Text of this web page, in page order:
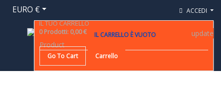
EURO € ACCEDI
IL TUO CARRELLO
0 Prodotti: 0,00 € IL CARRELLO È VUOTO
Product
update
Go To Cart Carrello